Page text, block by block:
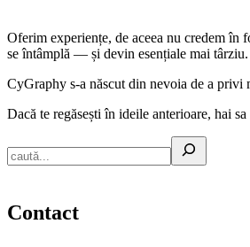
Oferim experiențe, de aceea nu credem
se întâmplă — și devin esențiale mai târziu.
CyGraphy s-a născut din nevoia de a privi
Dacă te regăsești în ideile anterioare, hai
Contact